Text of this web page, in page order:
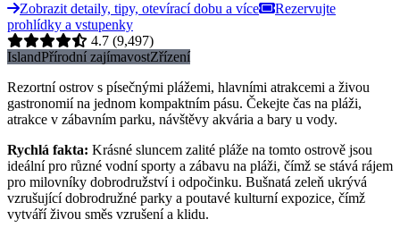
Zobrazit detaily, tipy, otevírací dobu a více
Rezervujte
prohlídky a vstupenky
4.7 (9,497)
IslandPřírodní zajímavostZřízení
Rezortní ostrov s písečnými plážemi, hlavními atrakcemi a živou
gastronomií na jednom kompaktním pásu. Čekejte čas na pláži,
atrakce v zábavním parku, návštěvy akvária a bary u vody.
Rychlá fakta: Krásné sluncem zalité pláže na tomto ostrově jsou
ideální pro různé vodní sporty a zábavu na pláži, čímž se stává rájem
pro milovníky dobrodružství i odpočinku. Bušnatá zeleň ukrývá
vzrušující dobrodružné parky a poutavé kulturní expozice, čímž
vytváří živou směs vzrušení a klidu.